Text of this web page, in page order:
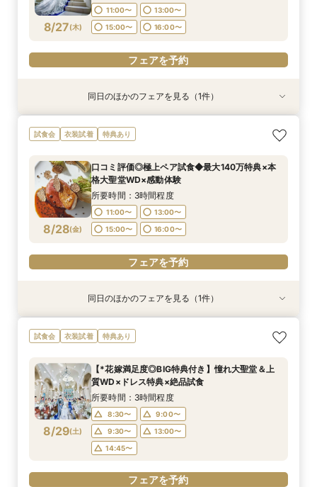
フェアを予約
8/27(木)
11:00〜
13:00〜
15:00〜
16:00〜
フェアを予約
衣装試着 特典あり
8/27(木)
【大切なペットと挙式＆披露宴どちらもOK】
ペット婚*安心相談会
11:05〜 15:00〜
フェアを予約
同日のほかのフェアを見る（1件）
試食会 衣装試着 特典あり
8/28(金)
口コミ評価◎極上ペア試食◆最大140万特典×本
格大聖堂WD×感動体験
所要時間：3時間程度
11:00〜
13:00〜
15:00〜
16:00〜
フェアを予約
衣装試着 特典あり
8/28(金)
【大切なペットと挙式＆披露宴どちらもOK】
ペット婚*安心相談会
11:05〜 15:00〜
フェアを予約
同日のほかのフェアを見る（1件）
試食会 衣装試着 特典あり
8/29(土)
【*花嫁満足度◎BIG特典付き】憧れ大聖堂＆上
質WD×ドレス特典×絶品試食
所要時間：3時間程度
8:30〜
9:00〜
9:30〜
13:00〜
14:45〜
フェアを予約